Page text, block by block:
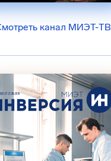
канал МИЭТ-ТВ